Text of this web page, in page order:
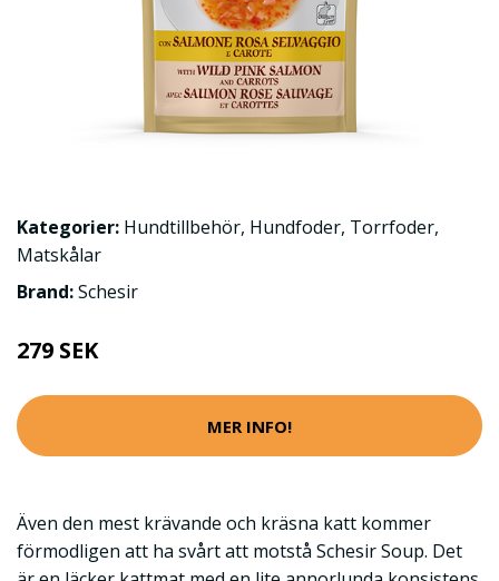
Kategorier: Hundtillbehör, Hundfoder, Torrfoder,
Matskålar
Brand:Schesir
279 SEK
MER INFO!
Även den mest krävande och kräsna katt kommer
förmodligen att ha svårt att motstå Schesir Soup. Det